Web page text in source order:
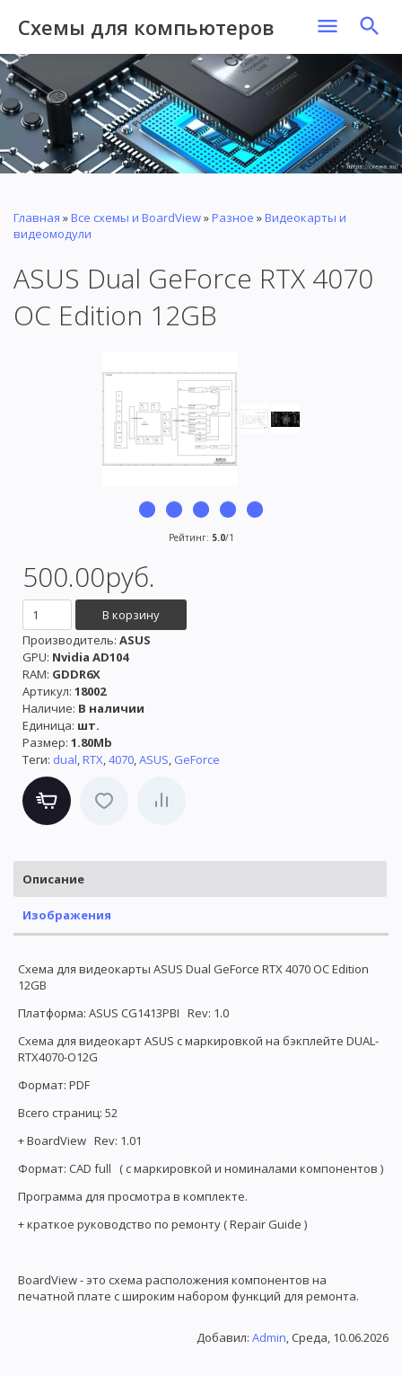
Схемы для компьютеров
Главная »Все схемы и BoardView»Разное »Видеокарты и
видеомодули
ASUS Dual GeForce RTX 4070
OC Edition 12GB
Рейтинг: 5.0/1
500.00руб.
Производитель: ASUS
GPU: Nvidia AD104
RAM: GDDR6X
Артикул: 18002
Наличие: В наличии
Единица: шт.
Размер: 1.80Mb
Теги: dual,RTX,4070,ASUS, GeForce
Описание
Изображения
Схема для видеокарты ASUS Dual GeForce RTX 4070 OC Edition
12GB
Платформа: ASUS CG1413PBI Rev: 1.0
Схема для видеокарт ASUS с маркировкой на бэкплейте DUAL-
RTX4070-O12G
Формат: PDF
Всего страниц: 52
+ BoardView Rev: 1.01
Формат: CAD full ( с маркировкой и номиналами компонентов )
Программа для просмотра в комплекте.
+ краткое руководство по ремонту ( Repair Guide )
BoardView - это схема расположения компонентов на
печатной плате с широким набором функций для ремонта.
Добавил: Admin, Среда, 10.06.2026